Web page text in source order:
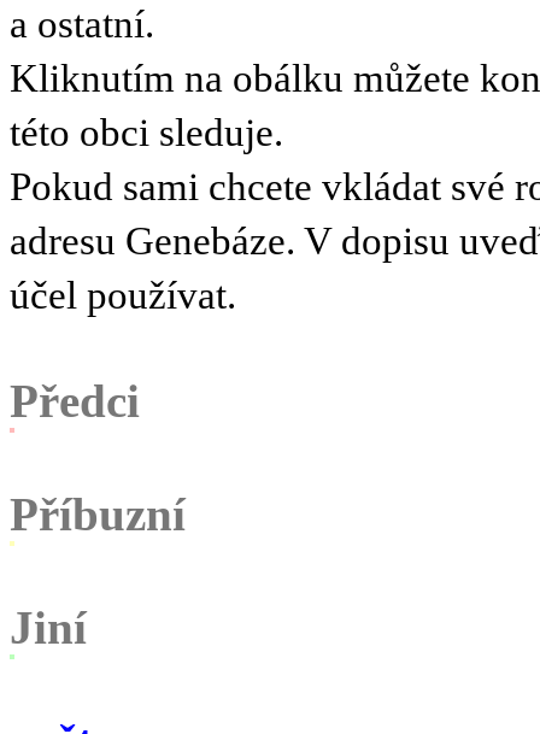
a ostatní.
Kliknutím na obálku můžete
této obci sleduje.
Pokud sami chcete vkládat své
adresu Genebáze. V dopisu
účel používat.
Předci
Příbuzní
Jiní